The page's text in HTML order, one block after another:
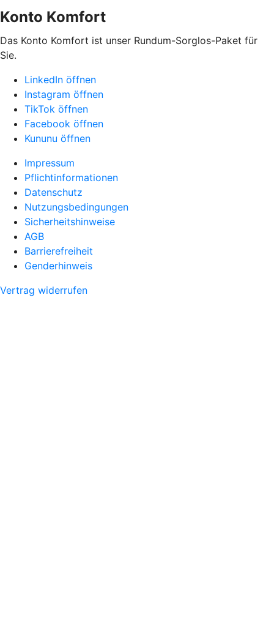
Konto Komfort
Das Konto Komfort ist unser Rundum-Sorglos-Paket für
Sie.
LinkedIn öffnen
Instagram öffnen
TikTok öffnen
Facebook öffnen
Kununu öffnen
Impressum
Pflichtinformationen
Datenschutz
Nutzungsbedingungen
Sicherheitshinweise
AGB
Barrierefreiheit
Genderhinweis
Vertrag widerrufen